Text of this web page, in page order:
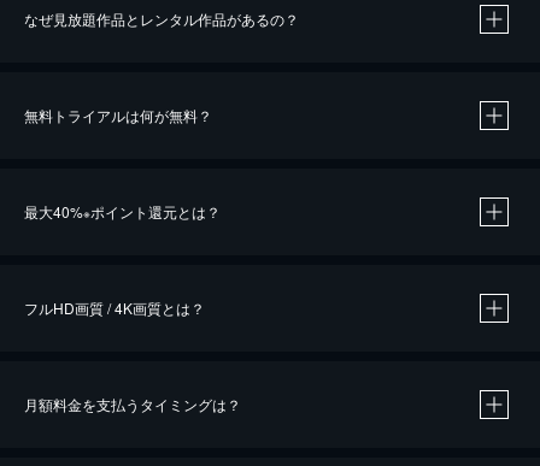
なぜ見放題作品とレンタル作品があるの？
無料トライアルは何が無料？
最大40%※ポイント還元とは？
※40％ポイント還元の対象は、クレジットカード決済による作品の購入 / レンタルです。
iOSアプリのUコイン決済による作品の購入 / レンタルは、20％のポイント還元です。
フルHD画質 / 4K画質とは？
月額料金を支払うタイミングは？